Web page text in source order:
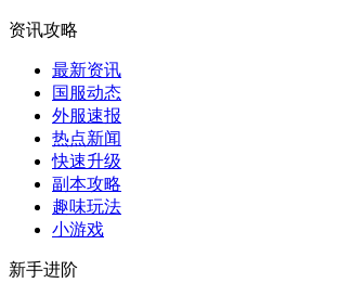
资讯攻略
最新资讯
国服动态
外服速报
热点新闻
快速升级
副本攻略
趣味玩法
小游戏
新手进阶